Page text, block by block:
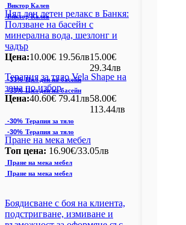
Виктор Калев
Виктор Калев
Цял ден летен релакс в Банкя:
Ползване на басейн с
минерална вода, шезлонг и
чадър
Цена:10.00€ 19.56лв15.00€
29.34лв
-33% Цял ден на басейн
-33% Цял ден на басейн
Терапия за тяло Vela Shape на
зона по избор
Цена:40.60€ 79.41лв58.00€
113.44лв
-30% Терапия за тяло
-30% Терапия за тяло
Пране на мека мебел
Топ цена: 16.90€/33.05лв
Пране на мека мебел
Пране на мека мебел
Боядисване с боя на клиента,
подстригване, измиване и